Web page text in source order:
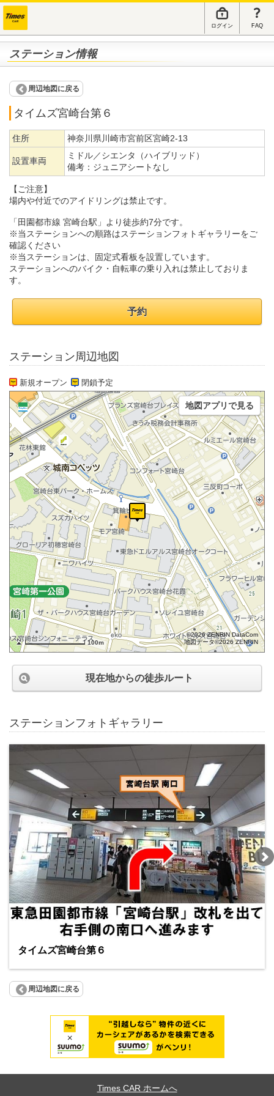
ログイン FAQ
ステーション情報
周辺地図に戻る
タイムズ宮崎台第６
住所 神奈川県川崎市宮前区宮崎2-13
設置車両
ミドル／シエンタ（ハイブリッド）
備考： ジュニアシートなし
【ご注意】
場内や付近でのアイドリングは禁止です。
「田園都市線 宮崎台駅」より徒歩約7分です。
※当ステーションへの順路はステーションフォトギャラリーをご
確認ください
※当ステーションは、固定式看板を設置しています。
ステーションへのバイク・自転車の乗り入れは禁止しておりま
す。
予約
ステーション周辺地図
新規オープン 閉鎖予定
100m
©2026 ZENRIN DataCom
地図データ©2026 ZENRIN
地図アプリで見る
現在地からの徒歩ルート
ステーションフォトギャラリー
タイムズ宮崎台第６
周辺地図に戻る
Times CAR ホームへ